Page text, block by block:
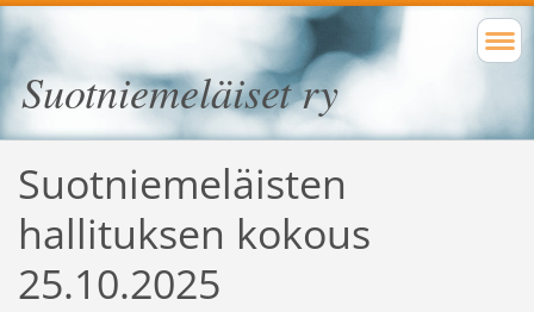
Suotniemeläiset ry
Suotniemeläisten
hallituksen kokous
25.10.2025